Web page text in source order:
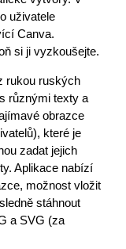
uživatele
Canva.
si ji vyzkoušejte.
rukou ruských
různými texty a
obrazce
které je
zadat jejich
Aplikace nabízí
možnost vložit
stáhnout
a SVG (za